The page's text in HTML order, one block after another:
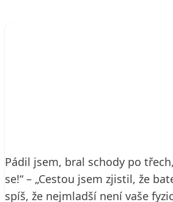
Pádil jsem, bral schody po
se!“ – „Cestou jsem zjistil, že
spíš, že nejmladší není vaše